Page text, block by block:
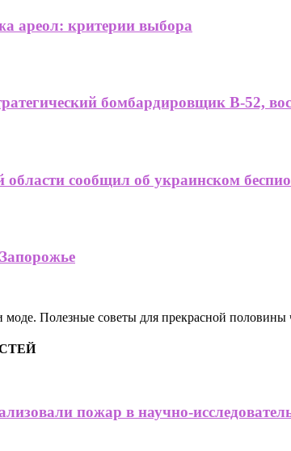
ареол: критерии выбора
бомбардировщик B-52,
области сообщил об украинском
моде. Полезные советы для прекрасной
пожар в научно-